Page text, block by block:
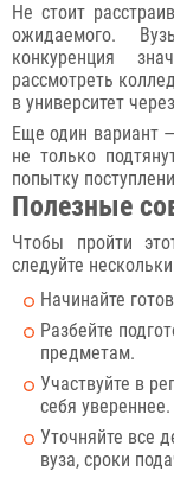
Не стоит
ожидаемого.
конкуренция
рассмотреть
в университет
Еще один вариант
не только
попытку
Полезные
Чтобы пройти
следуйте
Начинайте
Разбейте
предметам.
Участвуйте в
себя увереннее.
Уточняйте все
вуза, сроки